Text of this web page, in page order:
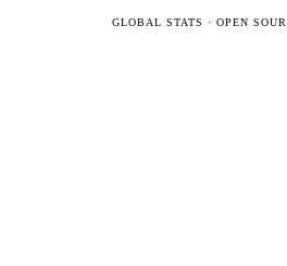
GLOBAL STATS · OPEN